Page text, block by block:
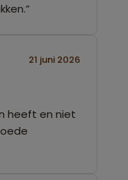
21 juni 2026
heeft en niet